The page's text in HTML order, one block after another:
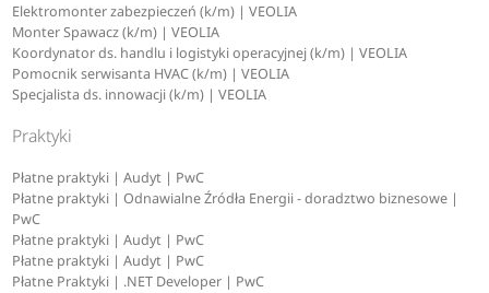
Elektromonter zabezpieczeń (k/m) | VEOLIA
Monter Spawacz (k/m) | VEOLIA
Koordynator ds. handlu i logistyki operacyjnej (k/m) | VEOLIA
Pomocnik serwisanta HVAC (k/m) | VEOLIA
Specjalista ds. innowacji (k/m) | VEOLIA
Praktyki
Płatne praktyki | Audyt | PwC
Płatne praktyki | Odnawialne Źródła Energii - doradztwo biznesowe |
PwC
Płatne praktyki | Audyt | PwC
Płatne praktyki | Audyt | PwC
Płatne Praktyki | .NET Developer | PwC